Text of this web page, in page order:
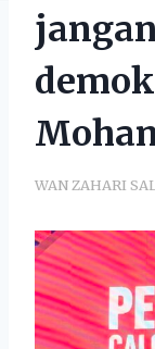
WAN ZAHARI